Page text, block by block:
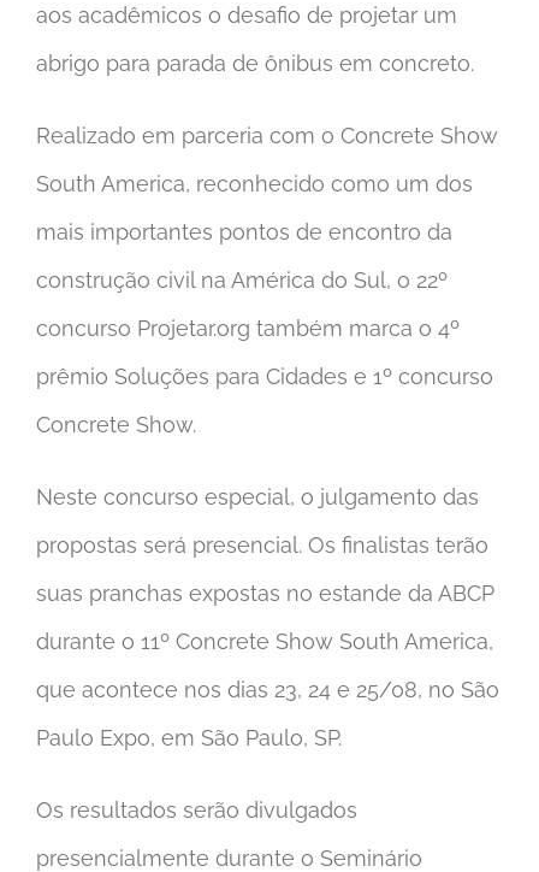
aos acadêmicos o desafio de projetar um
abrigo para parada de ônibus em concreto.
Realizado em parceria com o Concrete Show
South America, reconhecido como um dos
mais importantes pontos de encontro da
construção civil na América do Sul, o 22º
concurso Projetar.org também marca o 4º
prêmio Soluções para Cidades e 1º concurso
Concrete Show.
Neste concurso especial, o julgamento das
propostas será presencial. Os finalistas terão
suas pranchas expostas no estande da ABCP
durante o 11º Concrete Show South America,
que acontece nos dias 23, 24 e 25/08, no São
Paulo Expo, em São Paulo, SP.
Os resultados serão divulgados
presencialmente durante o Seminário